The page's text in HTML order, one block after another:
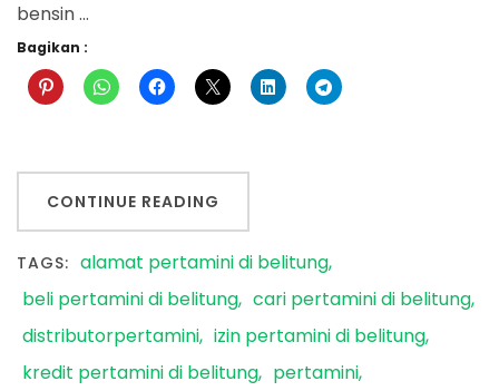
bensin …
Bagikan :
CONTINUE READING
TAGS: alamat pertamini di belitung
beli pertamini di belitung cari pertamini di belitung
distributorpertamini izin pertamini di belitung
kredit pertamini di belitung
pertamini